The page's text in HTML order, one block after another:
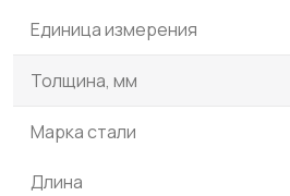
Единица измерения
Толщина, мм
Марка стали
Длина